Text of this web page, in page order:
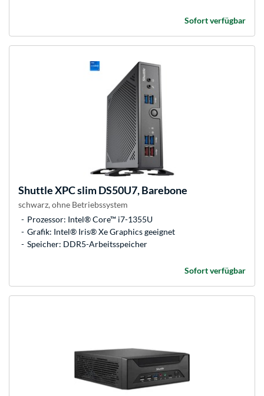
Sofort verfügbar
ShuttleXPC slim DS50U7, Barebone
schwarz, ohne Betriebssystem
Prozessor: Intel® Core™ i7-1355U
Grafik: Intel® Iris® Xe Graphics geeignet
Speicher: DDR5-Arbeitsspeicher
Sofort verfügbar